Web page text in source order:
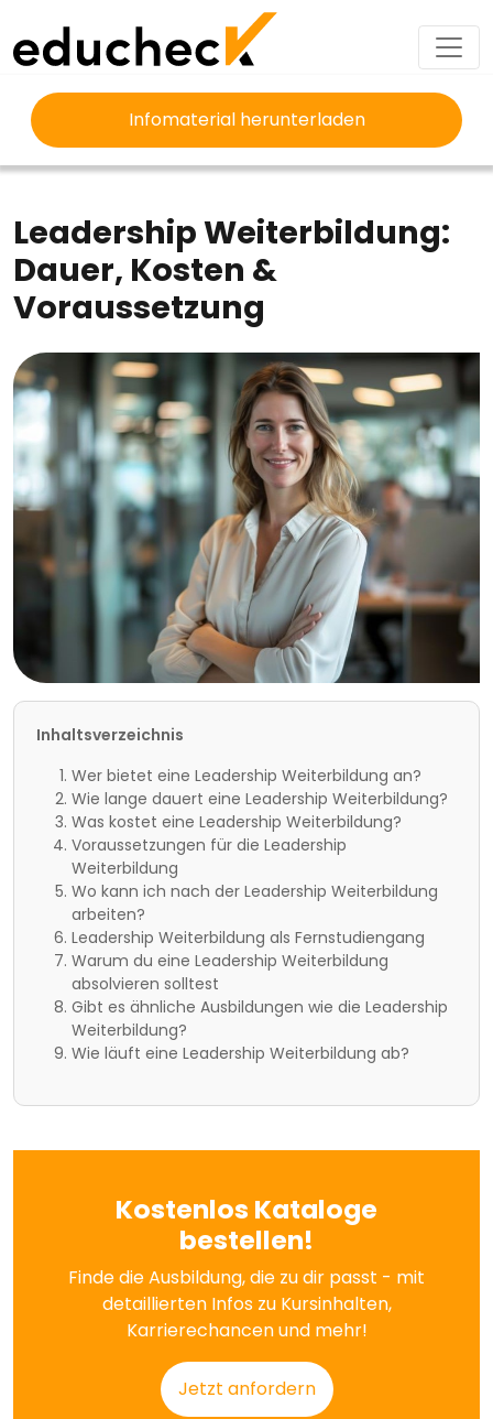
Infomaterial herunterladen
EDUCHECK
AUSBILDUNG
LEADERSHIP WEITERBILDUNG
Leadership Weiterbildung:
Dauer, Kosten &
Voraussetzung
Inhaltsverzeichnis
Wer bietet eine Leadership Weiterbildung an?
Wie lange dauert eine Leadership Weiterbildung?
Was kostet eine Leadership Weiterbildung?
Voraussetzungen für die Leadership
Weiterbildung
Wo kann ich nach der Leadership Weiterbildung
arbeiten?
Leadership Weiterbildung als Fernstudiengang
Warum du eine Leadership Weiterbildung
absolvieren solltest
Gibt es ähnliche Ausbildungen wie die Leadership
Weiterbildung?
Wie läuft eine Leadership Weiterbildung ab?
Kostenlos Kataloge
bestellen!
Finde die Ausbildung, die zu dir passt - mit
detaillierten Infos zu Kursinhalten,
Karrierechancen und mehr!
Jetzt anfordern